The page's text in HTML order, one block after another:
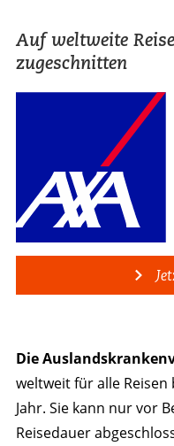
Auf weltweite
zugeschnitten
Die
weltweit für alle
Jahr. Sie kann nur vor
Reisedauer